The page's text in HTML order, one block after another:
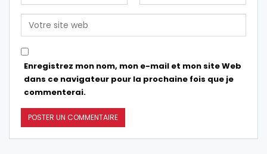
Enregistrez mon nom, mon e-mail et mon site Web
dans ce navigateur pour la prochaine fois que je
commenterai.